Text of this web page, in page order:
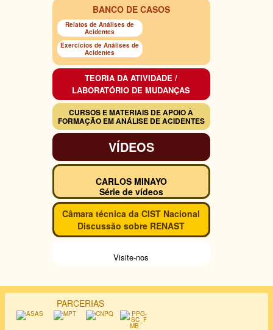
BANCO DE CASOS
Relatos de Análises de
Acidentes
Exercícios de Análises de
Acidentes
TEORIA DA ATIVIDADE /
LABORATÓRIO DE MUDANÇAS
CURSOS E MATERIAIS DE APOIO À
FORMAÇÃO EM ANÁLISE DE ACIDENTES
VÍDEOS
CARLOS MINAYO
Série de vídeos
Câmara técnica da CIST Nacional
Discussão sobre RENAST
Visite-nos
PARCERIAS